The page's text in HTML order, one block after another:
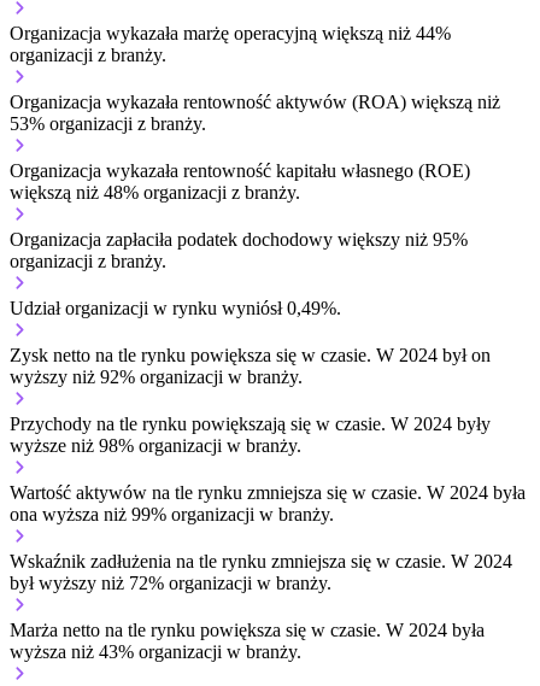
Organizacja wykazała marżę operacyjną większą niż 44%
organizacji z branży.
Organizacja wykazała rentowność aktywów (ROA) większą niż
53% organizacji z branży.
Organizacja wykazała rentowność kapitału własnego (ROE)
większą niż 48% organizacji z branży.
Organizacja zapłaciła podatek dochodowy większy niż 95%
organizacji z branży.
Udział organizacji w rynku wyniósł 0,49%.
Zysk netto na tle rynku powiększa się w czasie. W 2024 był on
wyższy niż 92% organizacji w branży.
Przychody na tle rynku powiększają się w czasie. W 2024 były
wyższe niż 98% organizacji w branży.
Wartość aktywów na tle rynku zmniejsza się w czasie. W 2024 była
ona wyższa niż 99% organizacji w branży.
Wskaźnik zadłużenia na tle rynku zmniejsza się w czasie. W 2024
był wyższy niż 72% organizacji w branży.
Marża netto na tle rynku powiększa się w czasie. W 2024 była
wyższa niż 43% organizacji w branży.